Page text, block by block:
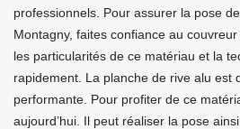
professionnels. Pour assurer la pose
Montagny, faites confiance au
les particularités de ce matériau et la
rapidement. La planche de rive alu est
performante. Pour profiter de ce
aujourd’hui. Il peut réaliser la pose